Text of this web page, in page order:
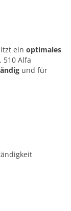
ein optimales
510 Alfa
und für